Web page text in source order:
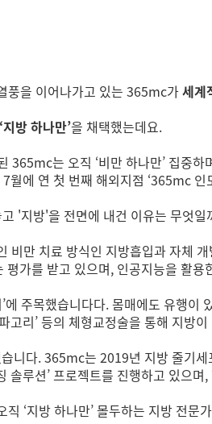
풍을 이어나가고 있는 365mc가세계
‘지방 하나만’을 채택했는데요.
365mc는 오직 ‘비만 하나만’ 집중
월에 연 첫 번째 해외지점 ‘365mc
'지방'을 전면에 내건 이유는 무엇일
비만 치료 방식인 지방흡입과 자체
평가를 받고 있으며, 인공지능을 활
주목했습니다다. 몸매에도 유행
고리’ 등의 체형교정술을 통해 지
니다. 365mc는 2019년 지방 줄기
솔루션’ 프로젝트를 진행하고 있으
‘지방 하나만’ 몰두하는 지방 전